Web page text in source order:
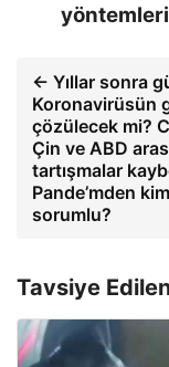
← Yıllar sonra
Koronavirüsün
çözülecek mi?
Çin ve ABD
tartışmalar
Pande’mden kim
sorumlu?
Tavsiye